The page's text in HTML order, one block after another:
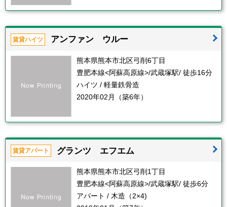
賃貸ハイツ アンファン ウルー
熊本県熊本市北区弓削6丁目
豊肥本線<阿蘇高原線>/武蔵塚駅/ 徒歩16分
ハイツ / 軽量鉄骨造
2020年02月（築6年）
賃貸アパート グランツ エフエム
熊本県熊本市北区弓削1丁目
豊肥本線<阿蘇高原線>/武蔵塚駅/ 徒歩6分
アパート / 木造（2×4)